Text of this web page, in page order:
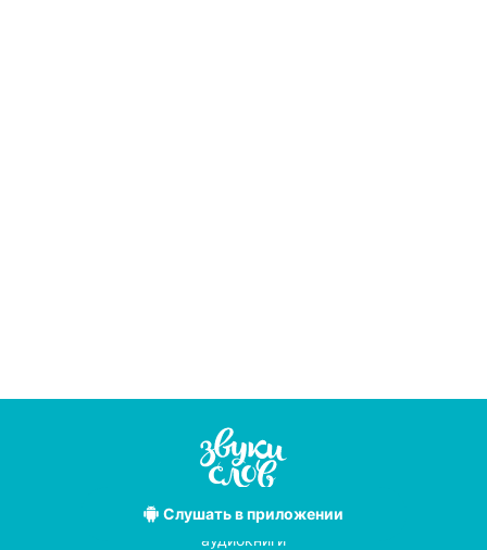
Слушатьв приложении
Лучшие
аудиокниги